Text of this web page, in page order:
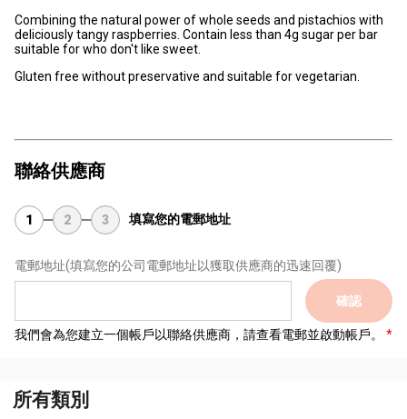
Combining the natural power of whole seeds and pistachios with
deliciously tangy raspberries. Contain less than 4g sugar per bar
suitable for who don't like sweet.
Gluten free without preservative and suitable for vegetarian.
聯絡供應商
1 2 3 填寫您的電郵地址
電郵地址(填寫您的公司電郵地址以獲取供應商的迅速回覆)
確認
我們會為您建立一個帳戶以聯絡供應商，請查看電郵並啟動帳戶。
所有類別